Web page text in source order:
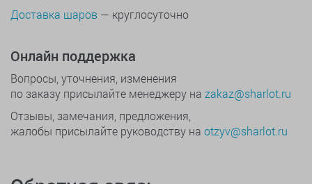
Доставка шаров — круглосуточно
Онлайн поддержка
Вопросы, уточнения, изменения
по заказу присылайте менеджеру на zakaz@sharlot.ru
Отзывы, замечания, предложения,
жалобы присылайте руководству на otzyv@sharlot.ru